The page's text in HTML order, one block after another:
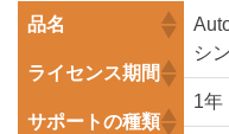
品名
ライセンス期間
サポートの種類
シ
1年